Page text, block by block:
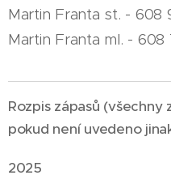
Martin Franta st. - 608
Martin Franta ml. - 608
Rozpis zápasů (všechny
pokud není uvedeno
2025